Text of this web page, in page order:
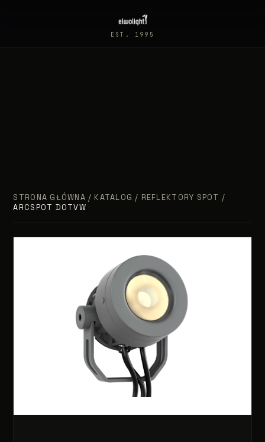
EST. 1995
STRONA GŁÓWNA / KATALOG / REFLEKTORY SPOT /
ARCSPOT DOTVW